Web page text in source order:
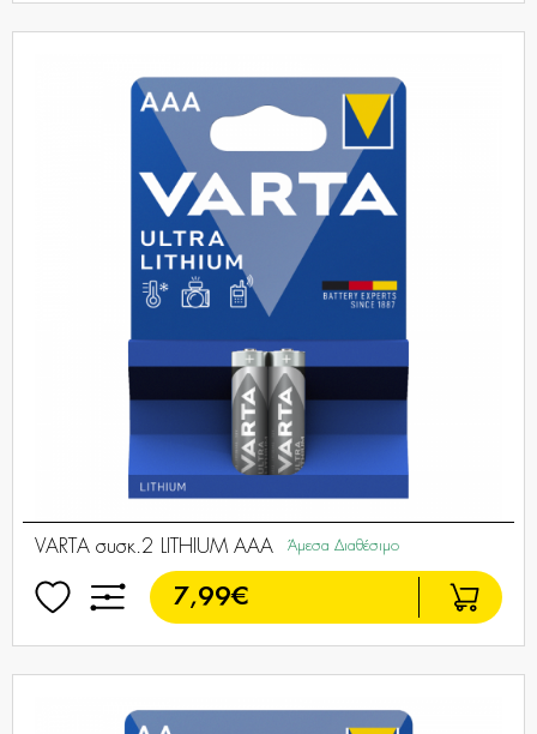
VARTA συσκ.2 LITHIUM ΑΑΑ Άμεσα Διαθέσιμο
7,99€